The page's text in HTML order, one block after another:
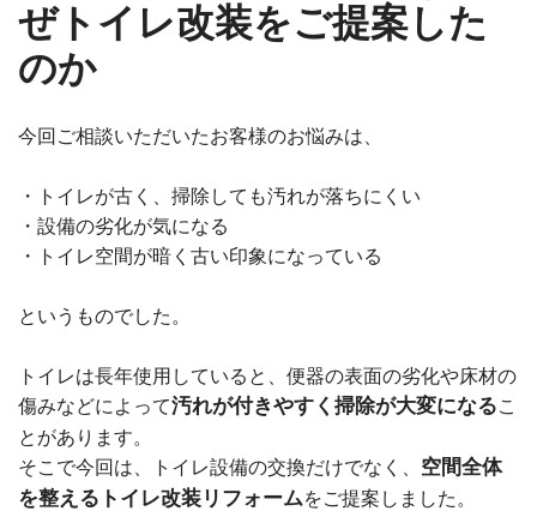
ぜトイレ改装をご提案した
のか
今回ご相談いただいたお客様のお悩みは、
・トイレが古く、掃除しても汚れが落ちにくい
・設備の劣化が気になる
・トイレ空間が暗く古い印象になっている
というものでした。
トイレは長年使用していると、便器の表面の劣化や床材の
傷みなどによって汚れが付きやすく掃除が大変になるこ
とがあります。
そこで今回は、トイレ設備の交換だけでなく、 空間全体
を整えるトイレ改装リフォームをご提案しました。